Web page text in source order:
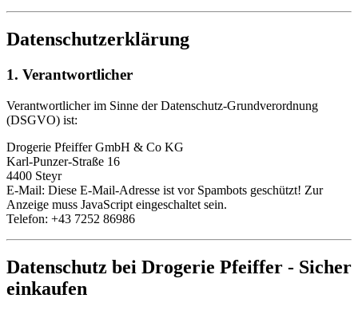
Datenschutzerklärung
1. Verantwortlicher
Verantwortlicher im Sinne der Datenschutz-Grundverordnung
(DSGVO) ist:
Drogerie Pfeiffer GmbH & Co KG
Karl-Punzer-Straße 16
4400 Steyr
E-Mail: Diese E-Mail-Adresse ist vor Spambots geschützt! Zur
Anzeige muss JavaScript eingeschaltet sein.
Telefon: +43 7252 86986
Datenschutz bei Drogerie Pfeiffer - Sicher
einkaufen